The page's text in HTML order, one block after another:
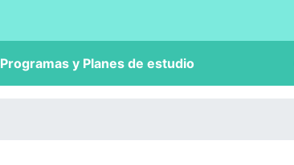
Programas y Planes de estudio